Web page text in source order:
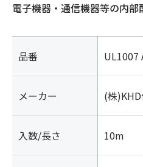
電子機器・通信機器等の内部
品番 UL1007
メーカー (株
入数/長さ 10m